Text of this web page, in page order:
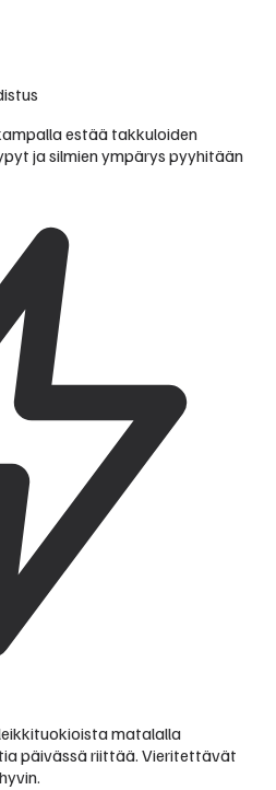
estää takkuloiden
ja silmien ympärys pyyhitään
matalalla
päivässä riittää. Vieritettävät